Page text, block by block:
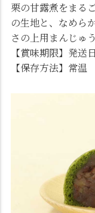
栗の甘露煮をまる
の生地と、なめら
さの上用まんじゅう
【賞味期限】発送
【保存方法】常温